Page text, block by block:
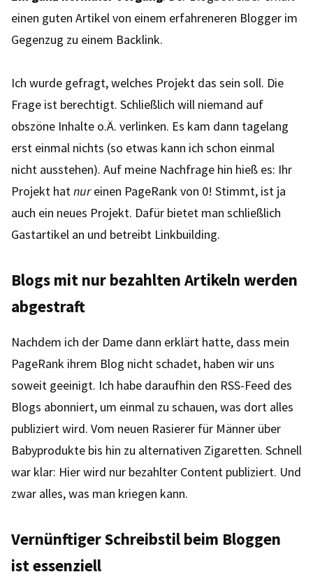
einen guten Artikel von einem erfahreneren Blogger im
Gegenzug zu einem Backlink.
Ich wurde gefragt, welches Projekt das sein soll. Die
Frage ist berechtigt. Schließlich will niemand auf
obszöne Inhalte o.Ä. verlinken. Es kam dann tagelang
erst einmal nichts (so etwas kann ich schon einmal
nicht ausstehen). Auf meine Nachfrage hin hieß es: Ihr
Projekt hatnureinen PageRank von 0! Stimmt, ist ja
auch ein neues Projekt. Dafür bietet man schließlich
Gastartikel an und betreibt Linkbuilding.
Blogs mit nur bezahlten Artikeln werden
abgestraft
Nachdem ich der Dame dann erklärt hatte, dass mein
PageRank ihrem Blog nicht schadet, haben wir uns
soweit geeinigt. Ich habe daraufhin den RSS-Feed des
Blogs abonniert, um einmal zu schauen, was dort alles
publiziert wird. Vom neuen Rasierer für Männer über
Babyprodukte bis hin zu alternativen Zigaretten. Schnell
war klar: Hier wird nur bezahlter Content publiziert. Und
zwar alles, was man kriegen kann.
Vernünftiger Schreibstil beim Bloggen
ist essenziell